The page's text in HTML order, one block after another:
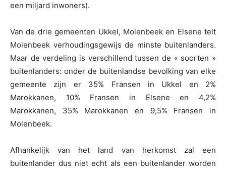
een miljard inwoners).
Van de drie gemeenten Ukkel, Molenbeek en Elsene telt
Molenbeek verhoudingsgewijs de minste buitenlanders.
Maar de verdeling is verschillend tussen de « soorten »
buitenlanders: onder de buitenlandse bevolking van elke
gemeente zijn er 35% Fransen in Ukkel en 2%
Marokkanen, 10% Fransen in Elsene en 4,2%
Marokkanen, 35% Marokkanen en 9,5% Fransen in
Molenbeek.
Afhankelijk van het land van herkomst zal een
buitenlander dus niet echt als een buitenlander worden